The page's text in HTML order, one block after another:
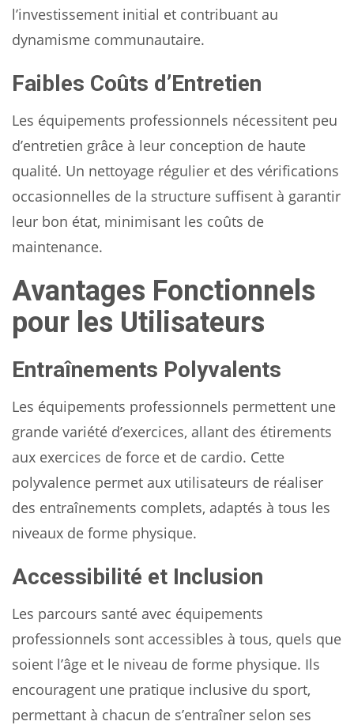
l’investissement initial et contribuant au
dynamisme communautaire.
Faibles Coûts d’Entretien
Les équipements professionnels nécessitent peu
d’entretien grâce à leur conception de haute
qualité. Un nettoyage régulier et des vérifications
occasionnelles de la structure suffisent à garantir
leur bon état, minimisant les coûts de
maintenance.
Avantages Fonctionnels
pour les Utilisateurs
Entraînements Polyvalents
Les équipements professionnels permettent une
grande variété d’exercices, allant des étirements
aux exercices de force et de cardio. Cette
polyvalence permet aux utilisateurs de réaliser
des entraînements complets, adaptés à tous les
niveaux de forme physique.
Accessibilité et Inclusion
Les parcours santé avec équipements
professionnels sont accessibles à tous, quels que
soient l’âge et le niveau de forme physique. Ils
encouragent une pratique inclusive du sport,
permettant à chacun de s’entraîner selon ses